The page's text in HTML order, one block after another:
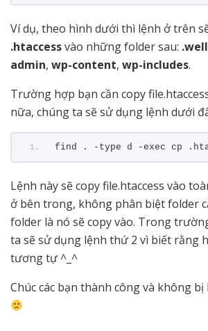
Ví dụ, theo hình dưới thì lệnh ở trên
.htaccessvào những folder sau:
admin, wp-content, wp-includes.
Trường hợp bạn cần copy
nữa, chúng ta sẽ sử dụng lệnh dưới
find . -type d -exec cp
Lệnh này sẽ copy file.htaccess vào
ở bên trong, không phân biệt folder
folder là nó sẽ copy vào. Trong
ta sẽ sử dụng lệnh thứ 2 vì biết rằng
tương tự ^_^
Chúc các bạn thành công và không